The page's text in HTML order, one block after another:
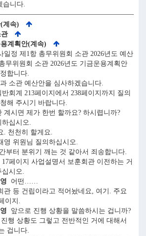
습니다.
계속)
계획안(계속)
일정 제1항 총무위원회 소관 2026년도 예산
무위원회 소관 2026년도 기금운용계획안
합니다.
소관 예산안을 심사하겠습니다.
회계 213페이지에서 238페이지까지 질의
해 주시기 바랍니다.
계시면 제가 한번 할까요? 하시렵니까?
십시오.
. 천천히 할게요.
영 위원님 질의하십시오.
부터 분위기 깨는 것 같아서 죄송합니다.
페이지 사업설명서 보훈회관 이전하는 거
십시오.
어떤……
관 등 건립이라고 적어놨네요, 여기. 주요
이지.
앞으로 진행 상황을 말씀하시는 겁니까?
행 상황도 그렇고 전반적인 거에 대해서
겁니다.